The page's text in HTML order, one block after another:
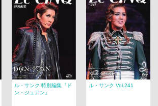
ル・サンク 特別編集『ド
ン・ジュアン』
ル・サンク Vol.241